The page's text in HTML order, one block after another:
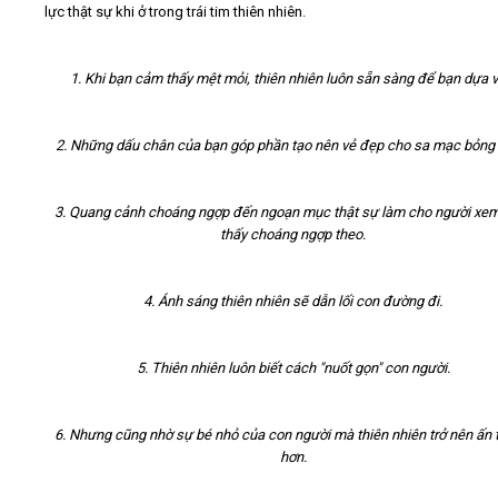
lực thật sự khi ở trong trái tim thiên nhiên.
1. Khi bạn cảm thấy mệt mỏi, thiên nhiên luôn sẵn sàng để bạn dựa
2. Những dấu chân của bạn góp phần tạo nên vẻ đẹp cho sa mạc bỏng
3. Quang cảnh choáng ngợp đến ngoạn mục thật sự làm cho người
thấy choáng ngợp theo.
4. Ánh sáng thiên nhiên sẽ dẫn lối con đường đi.
5. Thiên nhiên luôn biết cách "nuốt gọn" con người.
6. Nhưng cũng nhờ sự bé nhỏ của con người mà thiên nhiên trở nên ấn
hơn.